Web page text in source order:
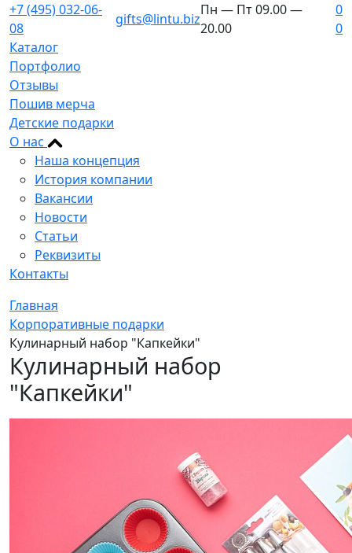
+7 (495) 032-06-
08
gifts@lintu.biz
Пн — Пт 09.00 —
20.00
0
0
Каталог
Портфолио
Отзывы
Пошив мерча
Детские подарки
О нас
Наша концепция
История компании
Вакансии
Новости
Статьи
Реквизиты
Контакты
Главная
Корпоративные подарки
Кулинарный набор "Капкейки"
Кулинарный набор
"Капкейки"